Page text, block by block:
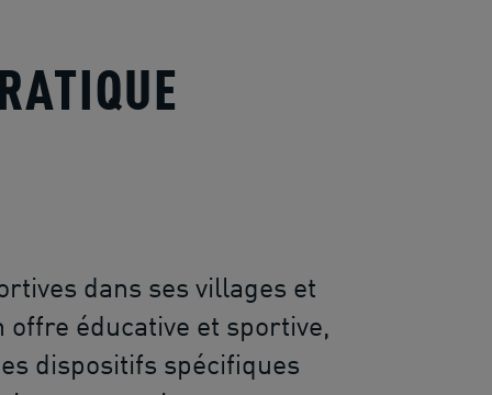
dans ses villages et
offre éducative et sportive,
dispositifs spécifiques